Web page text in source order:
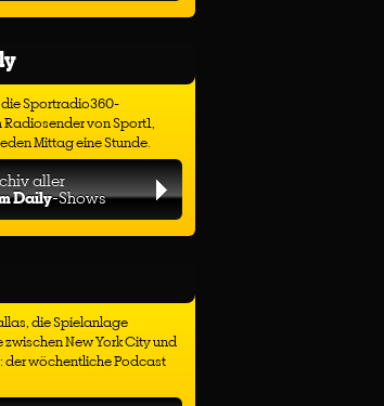
Sportradio360-
von Sport1,
Mittag eine Stunde.
aller
Daily-Shows
die Spielanlage
New York City und
wöchentliche Podcast